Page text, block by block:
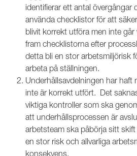
identifierar ett antal övergångar
använda checklistor för att
blivit korrekt utföra men inte
fram checklistorna efter
detta bli en stor arbetsmiljörisk
arbeta på ställningen.
Underhållsavdelningen har haft
inte är korrekt utfört. Det
viktiga kontroller som ska
att underhållsprocessen är
arbetsteam ska påbörja sitt
en stor risk och allvarliga
konsekvens.